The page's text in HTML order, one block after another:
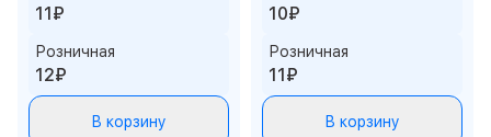
11₽
Розничная
12₽
В корзину
10₽
Розничная
11₽
В корзину